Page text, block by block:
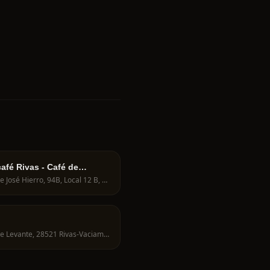
Rivas - Café de
Av. de José Hierro, 94B, Local 12 B, 28521 Rivas-Vaciamadrid, Madrid, Spain
Av. de Levante, 28521 Rivas-Vaciamadrid, Spain